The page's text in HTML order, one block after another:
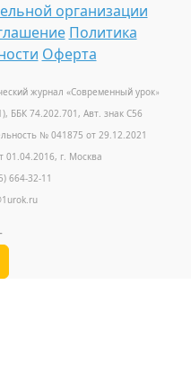
организации
Политика
Оферта
журнал «Современный урок»
ББК 74.202.701, Авт. знак С56
№ 041875 от 29.12.2021
г. Москва
664-32-11